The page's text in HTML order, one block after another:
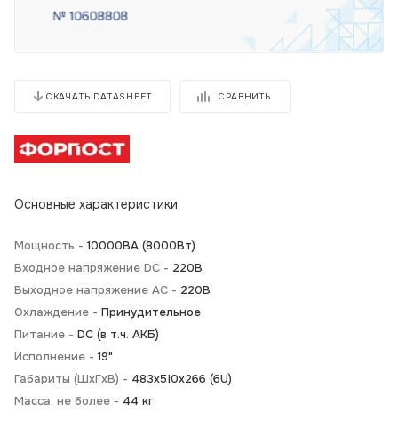
СКАЧАТЬ DATASHEET СРАВНИТЬ
Основные характеристики
Мощность - 10000BA (8000Вт)
Входное напряжение DC - 220В
Выходное напряжение AC - 220В
Охлаждение - Принудительное
Питание - DC (в т.ч. АКБ)
Исполнение - 19"
Габариты (ШхГхВ) - 483х510х266 (6U)
Масса, не более - 44 кг